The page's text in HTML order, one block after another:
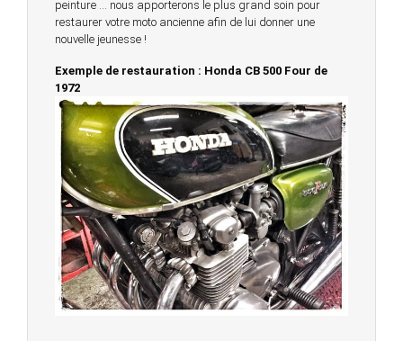
peinture … nous apporterons le plus grand soin pour
restaurer votre moto ancienne afin de lui donner une
nouvelle jeunesse !
Exemple de restauration : Honda CB 500 Four de
1972
© 2023 -Chambourcy Motos 78 - 7bis chemin de la
Forêt - 78240 - Chambourcy -
Garage Motos et Scooters depuis 20 ans à votre
service entre Saint Germain en Laye et Poissy
Achat de motos et scooters - Dépôt vente - Réparation
- Concessionnaire Voge - Concessionnaire
Multimarques